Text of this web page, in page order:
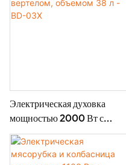
Электрическая духовка
мощностью 2000 Вт с
вертелом, объемом 38 л -
BD-03X